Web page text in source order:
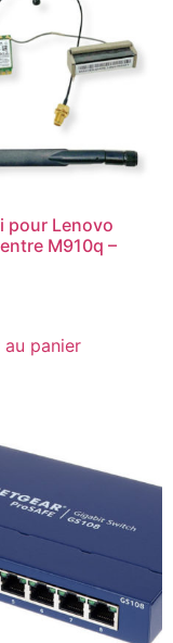
pour Lenovo
M910q –
panier